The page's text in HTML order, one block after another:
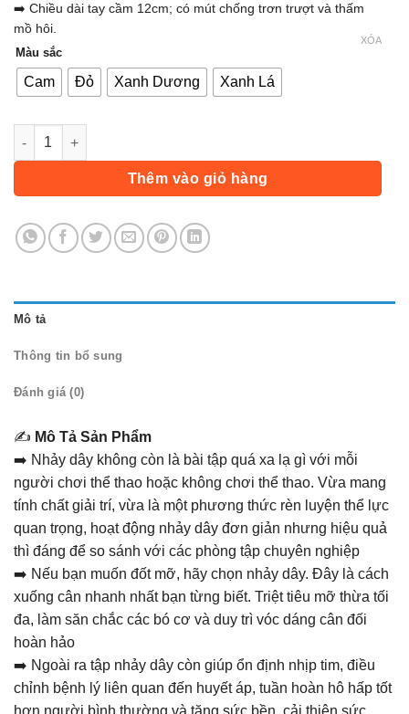
➡️ Chiều dài tay cầm 12cm; có mút chống trơn trượt và thấm
mồ hôi.
Màu sắc
Cam Đỏ Xanh Dương Xanh Lá
XÓA
Dây nhảy thể dục có đếm, Dụng cụ tập thể thao, Dây có tay
Thêm vào giỏ hàng
Mô tả
Thông tin bổ sung
Đánh giá (0)
✍️ Mô Tả Sản Phẩm
➡️ Nhảy dây không còn là bài tập quá xa lạ gì với mỗi
người chơi thể thao hoặc không chơi thể thao. Vừa mang
tính chất giải trí, vừa là một phương thức rèn luyện thể lực
quan trọng, hoạt động nhảy dây đơn giản nhưng hiệu quả
thì đáng để so sánh với các phòng tập chuyên nghiệp
➡️ Nếu bạn muốn đốt mỡ, hãy chọn nhảy dây. Đây là cách
xuống cân nhanh nhất bạn từng biết. Triệt tiêu mỡ thừa tối
đa, làm săn chắc các bó cơ và duy trì vóc dáng cân đối
hoàn hảo
➡️ Ngoài ra tập nhảy dây còn giúp ổn định nhịp tim, điều
chỉnh bệnh lý liên quan đến huyết áp, tuần hoàn hô hấp tốt